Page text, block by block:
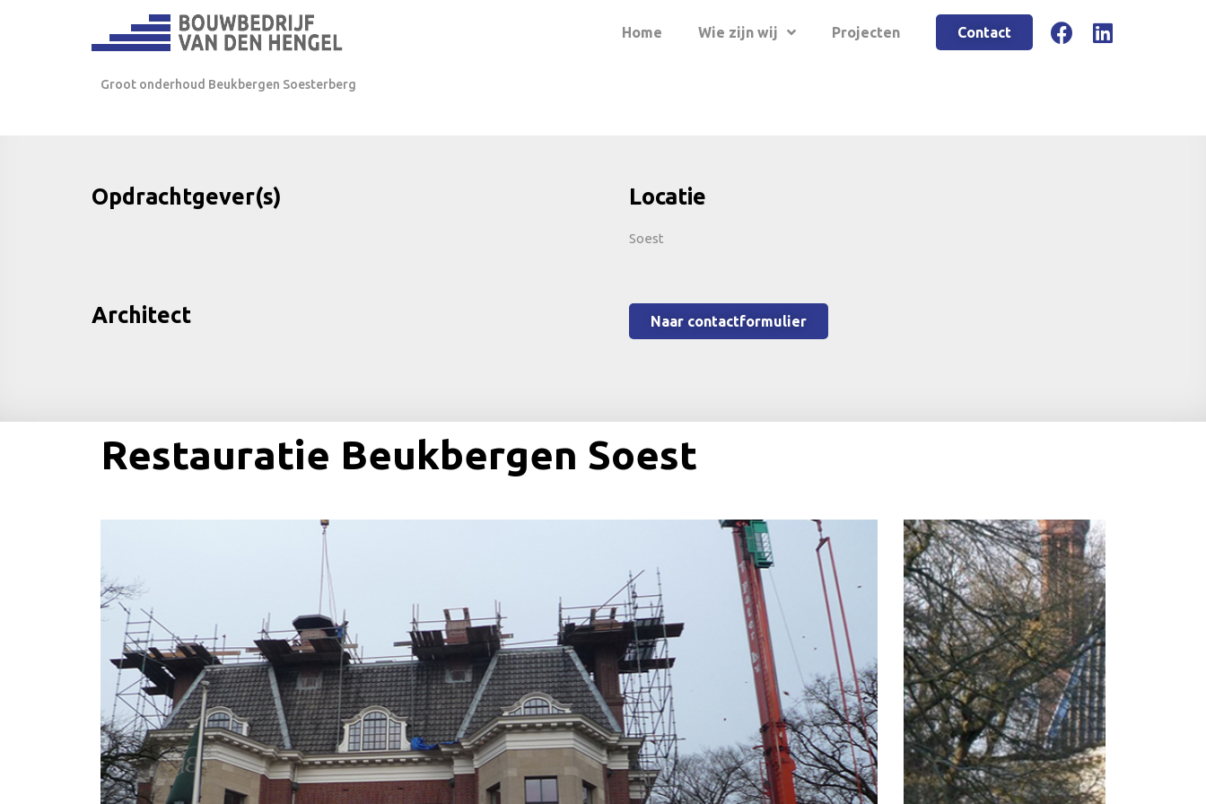
Home Wie zijn wij Projecten Contact
Groot onderhoud Beukbergen Soesterberg
Opdrachtgever(s) Locatie
Soest
Architect Naar contactformulier
Restauratie Beukbergen Soest